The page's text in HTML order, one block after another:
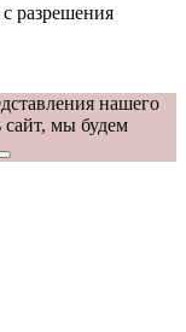
разрешения
нашего
сайт, мы будем